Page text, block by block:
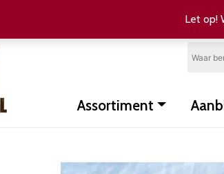
Assortiment
Let op!